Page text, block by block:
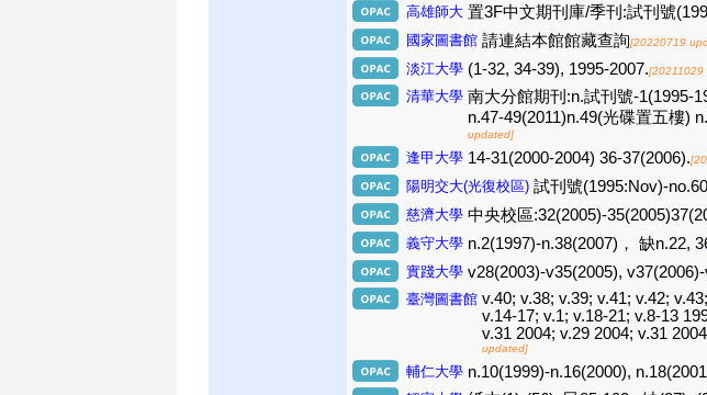
高雄師大 置3F中文期刊庫/季刊:試刊號
國家圖書館 請連結本館館藏查詢[20220719
淡江大學 (1-32, 34-39), 1995-2007.[20211029
清華大學 南大分館期刊:n.試刊號-1(1995-
n.47-49(2011)n.49(光碟置五樓)
updated]
逢甲大學 14-31(2000-2004) 36-37(2006).
陽明交大(光復校區) 試刊號(1995:Nov)-
慈濟大學 中央校區:32(2005)-
義守大學 n.2(1997)-n.38(2007)， 缺n.22,
實踐大學 v28(2003)-v35(2005),
臺灣圖書館 v.40; v.38; v.39; v.41; v.42;
v.14-17; v.1; v.18-21; v.8-13
v.31 2004; v.29 2004; v.31
updated]
輔仁大學 n.10(1999)-n.16(2000),